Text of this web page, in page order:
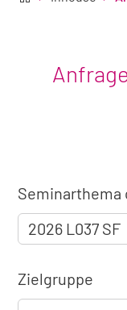
Angaben
zum
Seminar
Seminarthema
Zielgruppe